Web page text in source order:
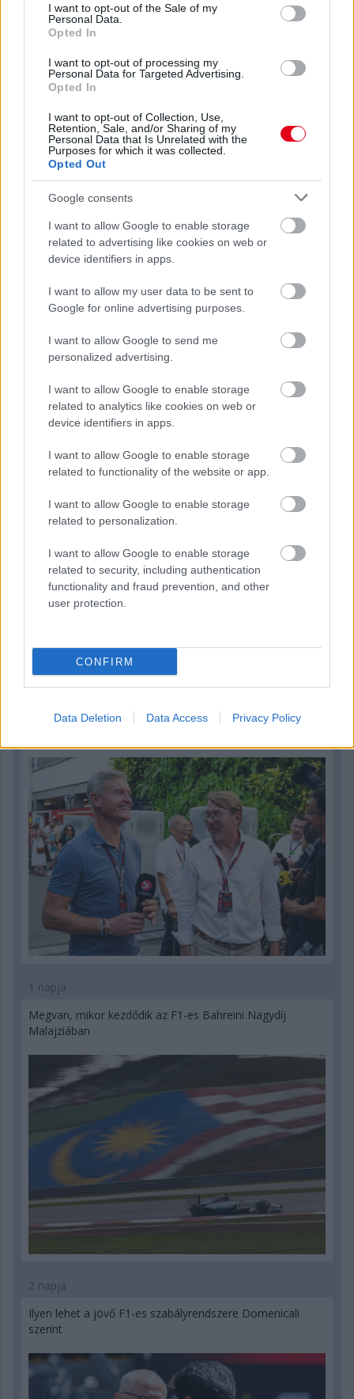
consent section.
I want to opt-out of the Sale of my
Personal Data.
Opted In
I want to opt-out of processing my
Personal Data for Targeted Advertising.
Opted In
I want to opt-out of Collection, Use,
Retention, Sale, and/or Sharing of my
Personal Data that Is Unrelated with the
Purposes for which it was collected.
Opted Out
Google consents
I want to allow Google to enable storage
related to advertising like cookies on web or
device identifiers in apps.
I want to allow my user data to be sent to
Google for online advertising purposes.
I want to allow Google to send me
personalized advertising.
I want to allow Google to enable storage
related to analytics like cookies on web or
device identifiers in apps.
I want to allow Google to enable storage
related to functionality of the website or app.
I want to allow Google to enable storage
related to personalization.
I want to allow Google to enable storage
related to security, including authentication
functionality and fraud prevention, and other
user protection.
CONFIRM
Data Deletion Data Access Privacy Policy
hogy ismét formába hozza Perezt, mert nem akar belharcot
később.
előző hírek
Hallgasd meg a Formula Podcast
legfrissebb adását!
Kövess minket a Facebookon
Parc Fermé
16 órája
Montoya szerint Antonelli kedvessége sem segít
1 napja
Hakkinen megtartaná a Norris-Piastri párost a
1 napja
Megvan, mikor kezdődik az F1-es Bahreini Nagydíj
Malajziában
2 napja
Ilyen lehet a jövő F1-es szabályrendszere Domenicali
szerint